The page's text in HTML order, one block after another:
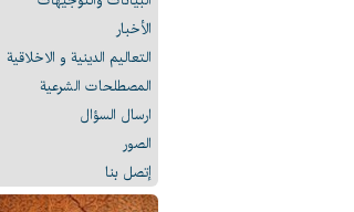
الأخبار
التعالیم الدینیة و الاخلاقیة
المصطلحات الشرعیة
ارسال السؤال
الصور
إتصل بنا